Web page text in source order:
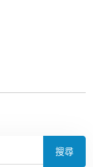
搜尋